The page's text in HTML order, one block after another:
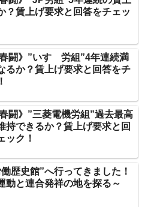
？賃上げ要求と回答をチェッ
春闘》”いすゞ労組”4年連続満
るか？賃上げ要求と回答をチ
春闘》”三菱電機労組”過去最高
持できるか？賃上げ要求と回
ック！
歴史館”へ行ってきました！
動と連合発祥の地を探る～